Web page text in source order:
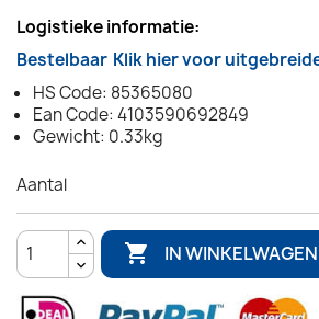
Logistieke informatie:
Bestelbaar Klik hier voor
HS Code: 85365080
Ean Code: 4103590692849
Gewicht: 0.33kg
Aantal
 IN WINKELWAGEN